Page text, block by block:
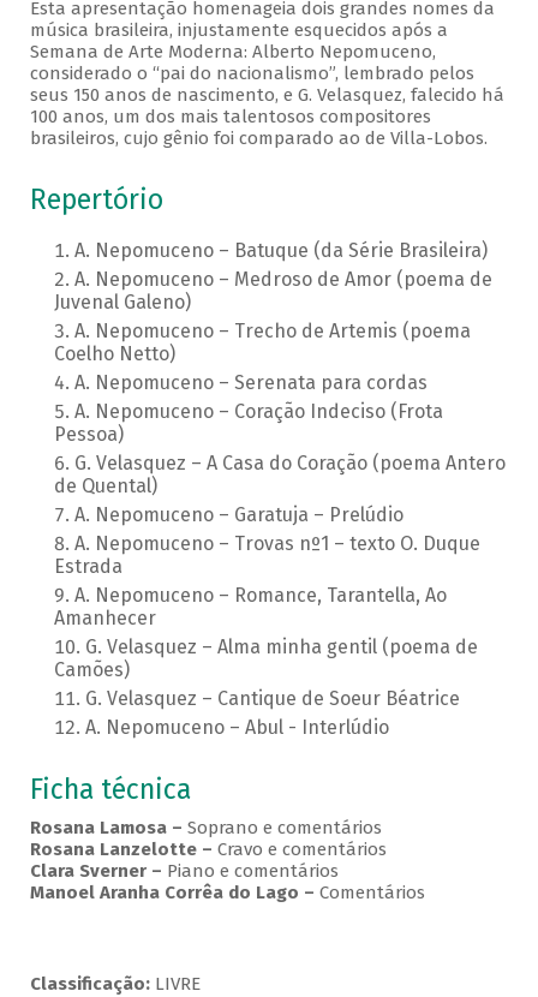
Esta apresentação homenageia dois grandes nomes da
música brasileira, injustamente esquecidos após a
Semana de Arte Moderna: Alberto Nepomuceno,
considerado o “pai do nacionalismo”, lembrado pelos
seus 150 anos de nascimento, e G. Velasquez, falecido há
100 anos, um dos mais talentosos compositores
brasileiros, cujo gênio foi comparado ao de Villa-Lobos.
Repertório
A. Nepomuceno – Batuque (da Série Brasileira)
A. Nepomuceno – Medroso de Amor (poema de
Juvenal Galeno)
A. Nepomuceno – Trecho de Artemis (poema
Coelho Netto)
A. Nepomuceno – Serenata para cordas
A. Nepomuceno – Coração Indeciso (Frota
Pessoa)
G. Velasquez – A Casa do Coração (poema Antero
de Quental)
A. Nepomuceno – Garatuja – Prelúdio
A. Nepomuceno – Trovas nº1 – texto O. Duque
Estrada
A. Nepomuceno – Romance, Tarantella, Ao
Amanhecer
G. Velasquez – Alma minha gentil (poema de
Camões)
G. Velasquez – Cantique de Soeur Béatrice
A. Nepomuceno – Abul - Interlúdio
Ficha técnica
Rosana Lamosa – Soprano e comentários
Rosana Lanzelotte – Cravo e comentários
Clara Sverner – Piano e comentários
Manoel Aranha Corrêa do Lago – Comentários
Classificação:LIVRE